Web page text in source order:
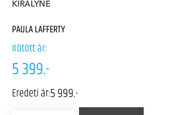
KIRÁLYNÉ
PAULA LAFFERTY
Kötött ár:
5 399.-
Eredeti ár:5 999.-